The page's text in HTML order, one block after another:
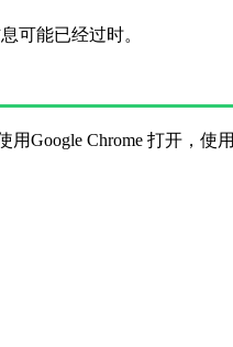
可能已经过时。
使用Google Chrome 打开，使用